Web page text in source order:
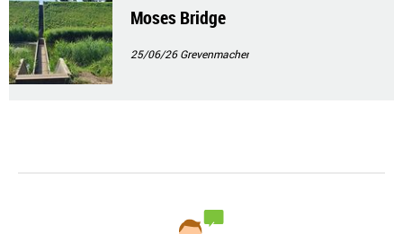
Moses Bridge
25/06/26Grevenmacher